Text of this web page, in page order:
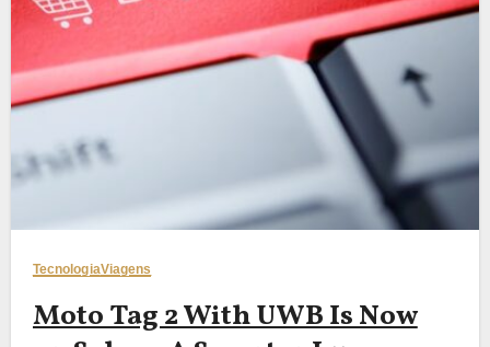
TecnologiaViagens
Moto Tag 2 With UWB Is Now